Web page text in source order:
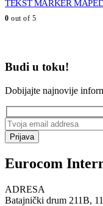
TEKST MARKER
0 out of 5
Budi u toku!
Dobijajte najnovije
Prijava
Eurocom
ADRESA
Batajnički drum 211B,